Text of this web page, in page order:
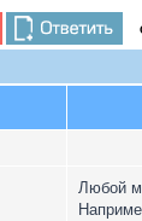
Любой